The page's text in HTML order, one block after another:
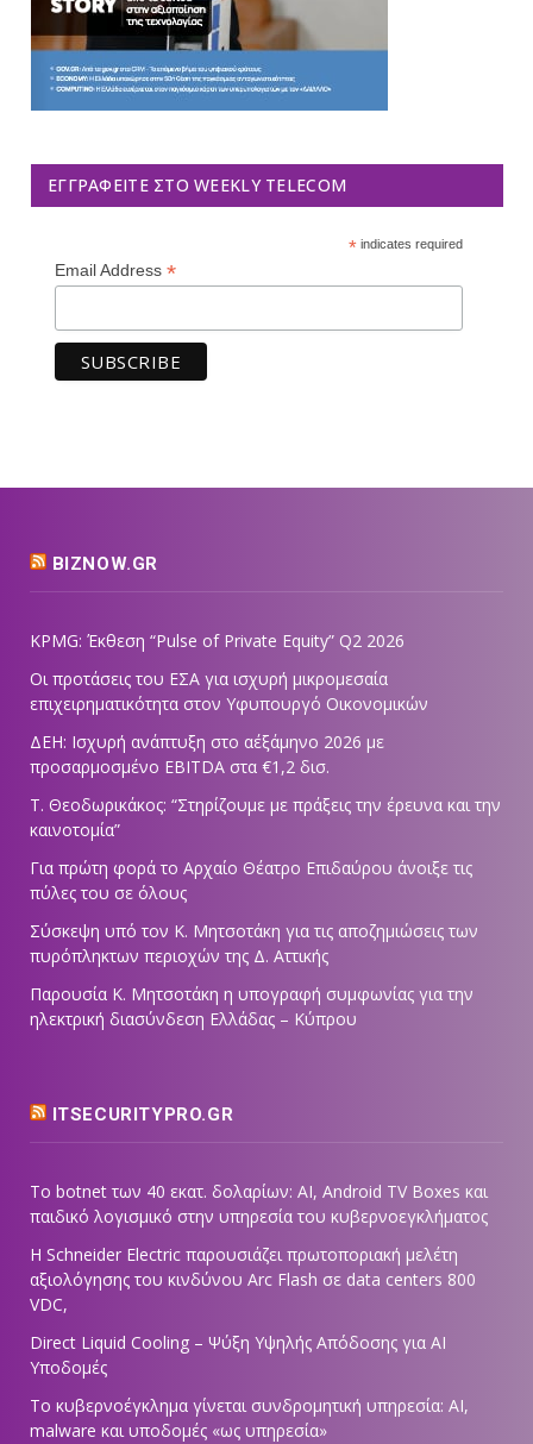
ΕΓΓΡΑΦΕΊΤΕ ΣΤΟ WEEKLY TELECOM
*indicates required
Email Address *
BIZNOW.GR
KPMG: Έκθεση “Pulse of Private Equity” Q2 2026
Οι προτάσεις του ΕΣΑ για ισχυρή μικρομεσαία
επιχειρηματικότητα στον Υφυπουργό Οικονομικών
ΔΕΗ: Ισχυρή ανάπτυξη στο α΄εξάμηνο 2026 με
προσαρμοσμένο EBITDA στα €1,2 δισ.
Τ. Θεοδωρικάκος: “Στηρίζουμε με πράξεις την έρευνα και την
καινοτομία”
Για πρώτη φορά το Αρχαίο Θέατρο Επιδαύρου άνοιξε τις
πύλες του σε όλους
Σύσκεψη υπό τον Κ. Μητσοτάκη για τις αποζημιώσεις των
πυρόπληκτων περιοχών της Δ. Αττικής
Παρουσία Κ. Μητσοτάκη η υπογραφή συμφωνίας για την
ηλεκτρική διασύνδεση Ελλάδας – Κύπρου
ITSECURITYPRO.GR
Το botnet των 40 εκατ. δολαρίων: AI, Android TV Boxes και
παιδικό λογισμικό στην υπηρεσία του κυβερνοεγκλήματος
Η Schneider Electric παρουσιάζει πρωτοποριακή μελέτη
αξιολόγησης του κινδύνου Arc Flash σε data centers 800
VDC,
Direct Liquid Cooling – Ψύξη Υψηλής Απόδοσης για AI
Υποδομές
Το κυβερνοέγκλημα γίνεται συνδρομητική υπηρεσία: AI,
malware και υποδομές «ως υπηρεσία»